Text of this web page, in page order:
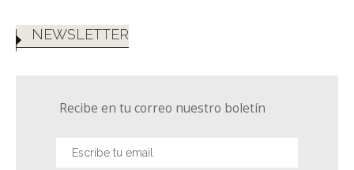
NEWSLETTER
Recibe en tu correo nuestro boletín